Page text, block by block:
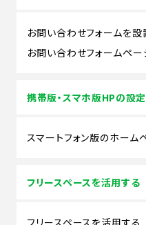
お問い合わせフォームを設
お問い合わせフォームペ
携帯版・スマホ版HPの設定
スマートフォン版のホーム
フリースペースを活用する
フリースペースを活用する